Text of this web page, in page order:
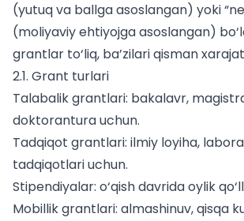
(yutuq va ballga asoslangan) yoki
(moliyaviy ehtiyojga asoslangan)
grantlar to‘liq, ba’zilari qisman
2.1. Grant turlari
Talabalik grantlari: bakalavr,
doktorantura uchun.
Tadqiqot grantlari: ilmiy loyiha,
tadqiqotlari uchun.
Stipendiyalar: o‘qish davrida oylik
Mobillik grantlari: almashinuv, qisqa